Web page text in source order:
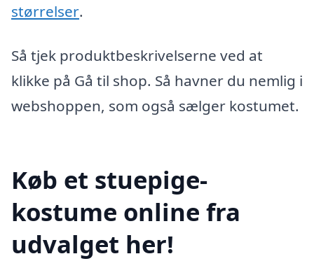
størrelser.
Så tjek produktbeskrivelserne ved at
klikke på Gå til shop. Så havner du nemlig i
webshoppen, som også sælger kostumet.
Køb et stuepige-
kostume online fra
udvalget her!